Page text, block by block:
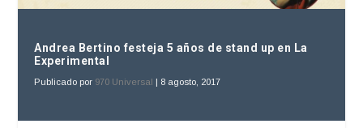
Andrea Bertino festeja 5 años de stand up en La
Experimental
Publicado por 970 Universal | 8 agosto, 2017